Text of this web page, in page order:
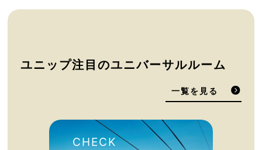
ユニップ注目のユニバーサルルーム
一覧を見る